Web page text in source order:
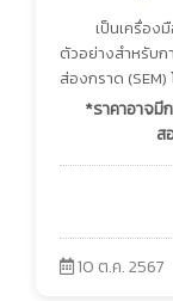
เป็นเครื่อง
ตัวอย่างสำหรับก
ส่องกราด
*ราคาอาจมี
ส
10 ต.ค. 2567